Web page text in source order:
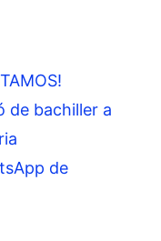
de bachiller a
de